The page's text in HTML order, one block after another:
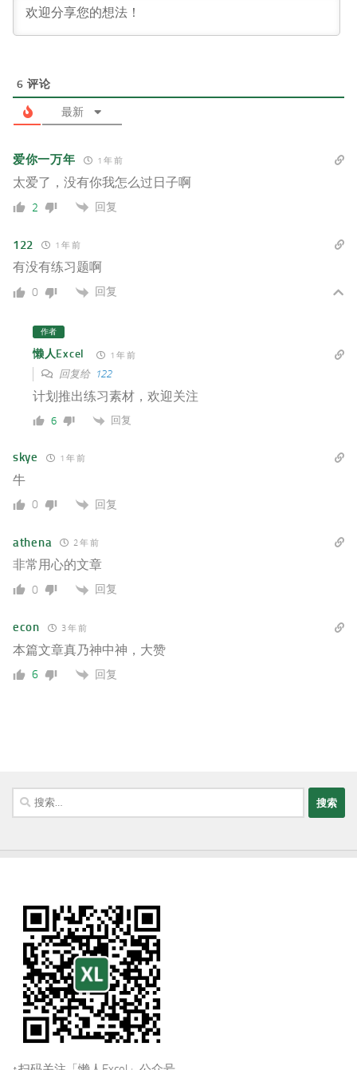
6 评论
最新
爱你一万年 1 年 前
太爱了，没有你我怎么过日子啊
2 回复
122 1 年 前
有没有练习题啊
0 回复
作者
懒人Excel 1 年 前
回复给 122
计划推出练习素材，欢迎关注
6 回复
skye 1 年 前
牛
0 回复
athena 2 年 前
非常用心的文章
0 回复
econ 3 年 前
本篇文章真乃神中神，大赞
6 回复
搜
索：